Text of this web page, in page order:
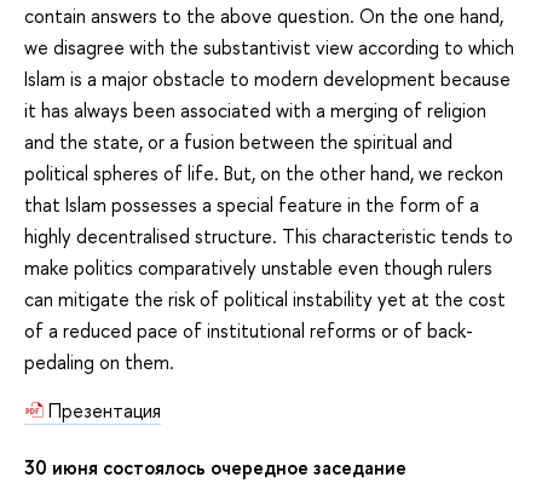
contain answers to the above question. On the one hand,
we disagree with the substantivist view according to which
Islam is a major obstacle to modern development because
it has always been associated with a merging of religion
and the state, or a fusion between the spiritual and
political spheres of life. But, on the other hand, we reckon
that Islam possesses a special feature in the form of a
highly decentralised structure. This characteristic tends to
make politics comparatively unstable even though rulers
can mitigate the risk of political instability yet at the cost
of a reduced pace of institutional reforms or of back-
pedaling on them.
Презентация
30 июня состоялось очередное заседание